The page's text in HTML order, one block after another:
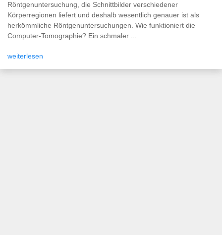
Röntgenuntersuchung, die Schnittbilder verschiedener
Körperregionen liefert und deshalb wesentlich genauer ist als
herkömmliche Röntgenuntersuchungen. Wie funktioniert die
Computer-Tomographie? Ein schmaler ...
weiterlesen